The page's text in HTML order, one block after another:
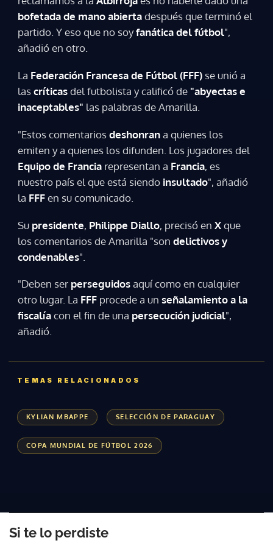
Gracias por suscribirte a nuestro boletín.
ACEPTAR
bofetada de mano abiertadespués que terminó el
partido. Y eso que no soyfanática del fútbol",
añadió en otro.
La Federación Francesa de Fútbol (FFF) se unió a
lascríticasdel futbolista y calificó de "abyectas e
inaceptables" las palabras de Amarilla.
"Estos comentariosdeshonrana quienes los
emiten y a quienes los difunden. Los jugadores del
Equipo de Francia representan a Francia, es
nuestro país el que está siendo insultado", añadió
la FFFen su comunicado.
Su presidente, Philippe Diallo, precisó en Xque
los comentarios de Amarilla "son delictivos y
condenables".
"Deben ser perseguidosaquí como en cualquier
otro lugar. La FFF procede a un señalamiento a la
fiscalíacon el fin de una persecución judicial",
añadió.
TEMAS RELACIONADOS
KYLIAN MBAPPE SELECCIÓN DE PARAGUAY
COPA MUNDIAL DE FÚTBOL 2026
Si te lo perdiste